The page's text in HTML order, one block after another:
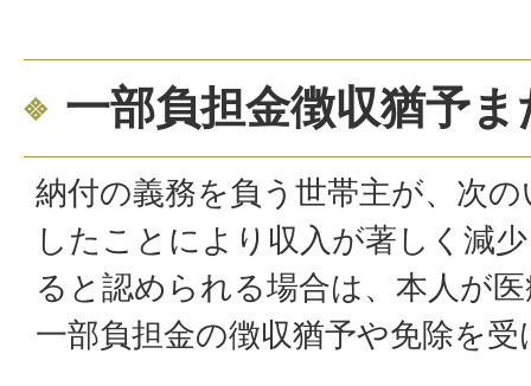
一部負担金徴収猶予
納付の義務を負う世帯主が、次
したことにより収入が著しく減
ると認められる場合は、本人が
一部負担金の徴収猶予や免除を